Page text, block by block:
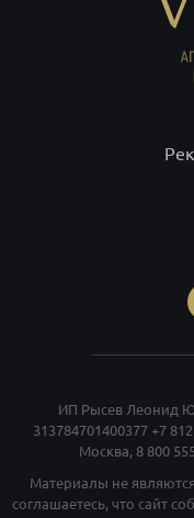
ИП Рысев Леонид
313784701400377 +7
Москва, 8 800
Материалы не
соглашаетесь, что сайт